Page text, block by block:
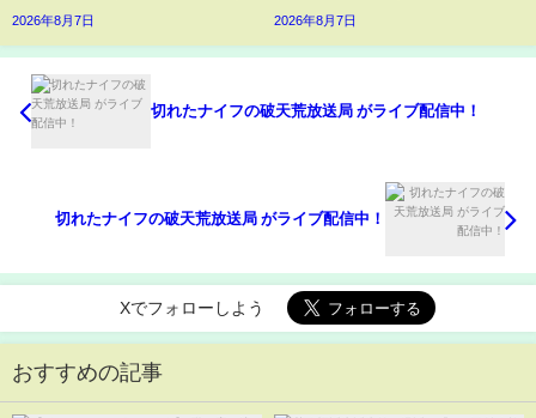
2026年8月7日 2026年8月7日
切れたナイフの破天荒放送局 がライブ配信中！
切れたナイフの破天荒放送局 がライブ配信中！
Xでフォローしよう
おすすめの記事